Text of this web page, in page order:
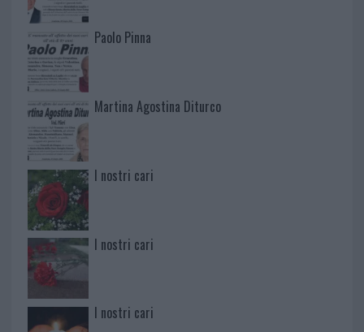
Paolo Pinna
Martina Agostina Diturco
I nostri cari
I nostri cari
I nostri cari